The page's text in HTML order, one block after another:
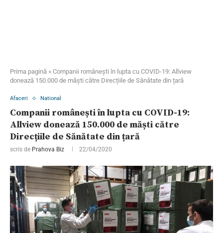
Prima pagină » Companii românești în lupta cu COVID-19: Allview
donează 150.000 de măști către Direcțiile de Sănătate din țară
Afaceri National
Companii românești în lupta cu COVID-19:
Allview donează 150.000 de măști către
Direcțiile de Sănătate din țară
scris de Prahova Biz 22/04/2020